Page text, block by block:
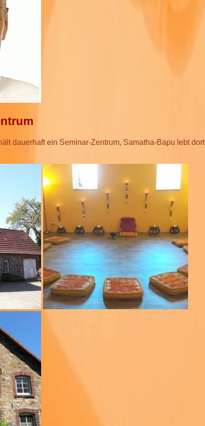
dauerhaft ein Seminar-Zentrum, Samatha-Bapu lebt dort